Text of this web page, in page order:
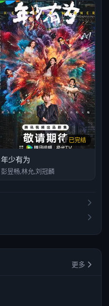
已完结
年少有为
彭昱畅,林允,刘冠麟
更多